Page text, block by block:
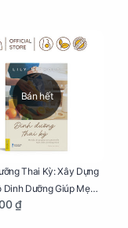
Bán hết
Thai Kỳ: Xây Dựng
Dinh Dưỡng Giúp Mẹ
Yêu Phát Triển Toàn
₫